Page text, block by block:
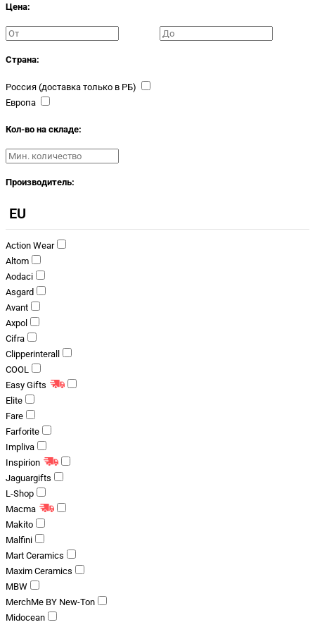
Цена:
Страна:
Россия (доставка только в РБ)
Европа
Кол-во на складе:
Производитель:
EU
Action Wear
Altom
Aodaci
Asgard
Avant
Axpol
Cifra
Clipperinterall
COOL
Easy Gifts
Elite
Fare
Farforite
Impliva
Inspirion
Jaguargifts
L-Shop
Macma
Makito
Malfini
Mart Ceramics
Maxim Ceramics
MBW
MerchMe BY New-Ton
Midocean